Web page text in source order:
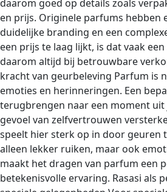
daarom goed op details zoals
en prijs. Originele parfums hebben
duidelijke branding en een
een prijs te laag lijkt, is dat vaak
daarom altijd bij betrouwbare
kracht van geurbeleving Parfum is
emoties en herinneringen. Een
terugbrengen naar een moment uit
gevoel van zelfvertrouwen
speelt hier sterk op in door geuren
alleen lekker ruiken, maar ook
maakt het dragen van parfum een
betekenisvolle ervaring. Rasasi als